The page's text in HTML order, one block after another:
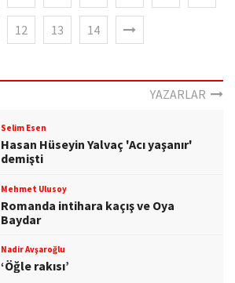
12 13 14
YAZARLAR
Selim Esen
Hasan Hüseyin Yalvaç 'Acı yaşanır'
demişti
Mehmet Ulusoy
Romanda intihara kaçış ve Oya
Baydar
Nadir Avşaroğlu
‘Öğle rakısı’